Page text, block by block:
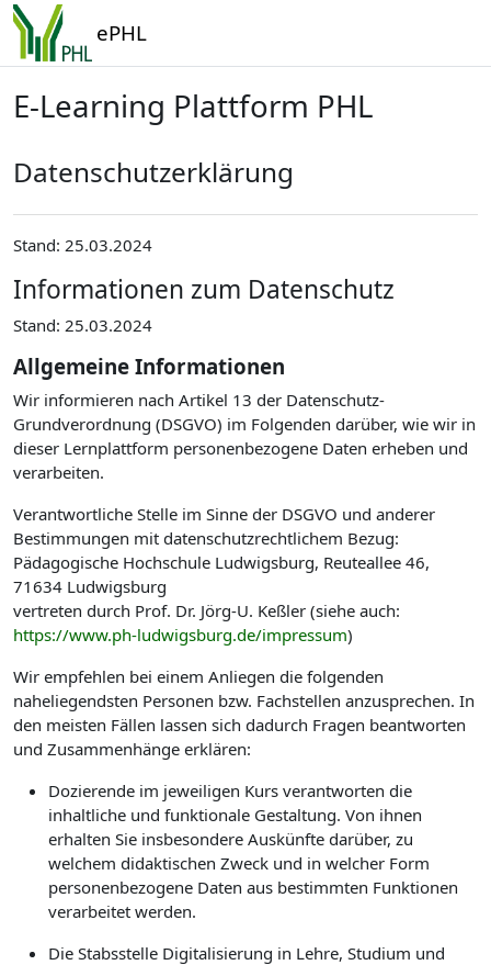
Zum Hauptinhalt
ePHL
E-Learning Plattform PHL
Datenschutzerklärung
Stand: 25.03.2024
Informationen zum Datenschutz
Stand: 25.03.2024
Allgemeine Informationen
Wir informieren nach Artikel 13 der Datenschutz-
Grundverordnung (DSGVO) im Folgenden darüber, wie wir in
dieser Lernplattform personenbezogene Daten erheben und
verarbeiten.
Verantwortliche Stelle im Sinne der DSGVO und anderer
Bestimmungen mit datenschutzrechtlichem Bezug:
Pädagogische Hochschule Ludwigsburg, Reuteallee 46,
71634 Ludwigsburg
vertreten durch Prof. Dr. Jörg-U. Keßler (siehe auch:
https://www.ph-ludwigsburg.de/impressum)
Wir empfehlen bei einem Anliegen die folgenden
naheliegendsten Personen bzw. Fachstellen anzusprechen. In
den meisten Fällen lassen sich dadurch Fragen beantworten
und Zusammenhänge erklären:
Dozierende im jeweiligen Kurs verantworten die
inhaltliche und funktionale Gestaltung. Von ihnen
erhalten Sie insbesondere Auskünfte darüber, zu
welchem didaktischen Zweck und in welcher Form
personenbezogene Daten aus bestimmten Funktionen
verarbeitet werden.
Die Stabsstelle Digitalisierung in Lehre, Studium und